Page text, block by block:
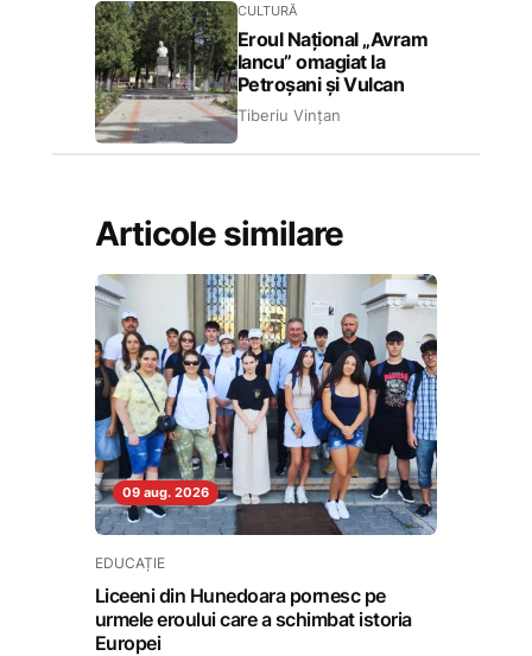
CULTURĂ
Eroul Național „Avram
Iancu” omagiat la
Petroșani și Vulcan
Tiberiu Vințan
Articole similare
09 aug. 2026
EDUCAȚIE
Liceeni din Hunedoara pornesc pe
urmele eroului care a schimbat istoria
Europei